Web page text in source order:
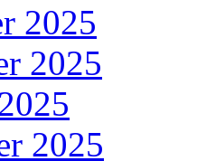
2025
2025
2025